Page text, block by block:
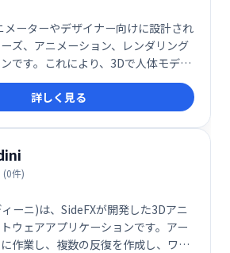
メーターやデザイナー向けに設計され
ズ、アニメーション、レンダリング
です。これにより、3Dで人体モデル
。このツールの最新バージョンでは、
チャを追加できます。
詳しく見る
(0件)
ーニ)は、SideFXが開発した3Dアニ
ウェアアプリケーションです。アー
作業し、複数の反復を作成し、ワー